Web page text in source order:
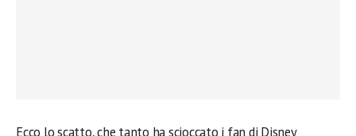
Ecco lo scatto, che tanto ha scioccato i fan di Disney